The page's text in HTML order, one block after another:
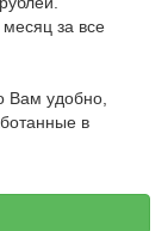
за все
Вам удобно,
в